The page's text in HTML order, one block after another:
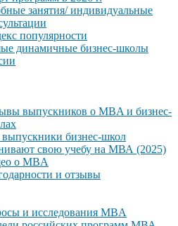
занятия/ индивидуальные
популярности
динамичные бизнес-школы
выпускников о MBA и бизнес-
бизнес-школ
свою учебу на МВА (2025)
о MBA
и отзывы
и исследования MBA